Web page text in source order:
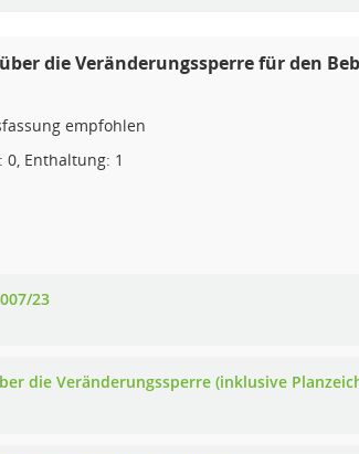
die Veränderungssperre für den
empfohlen
0, Enthaltung: 1
23
die Veränderungssperre (inklusive